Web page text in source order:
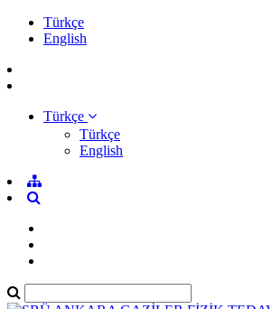
Türkçe
English
Türkçe
Türkçe
English